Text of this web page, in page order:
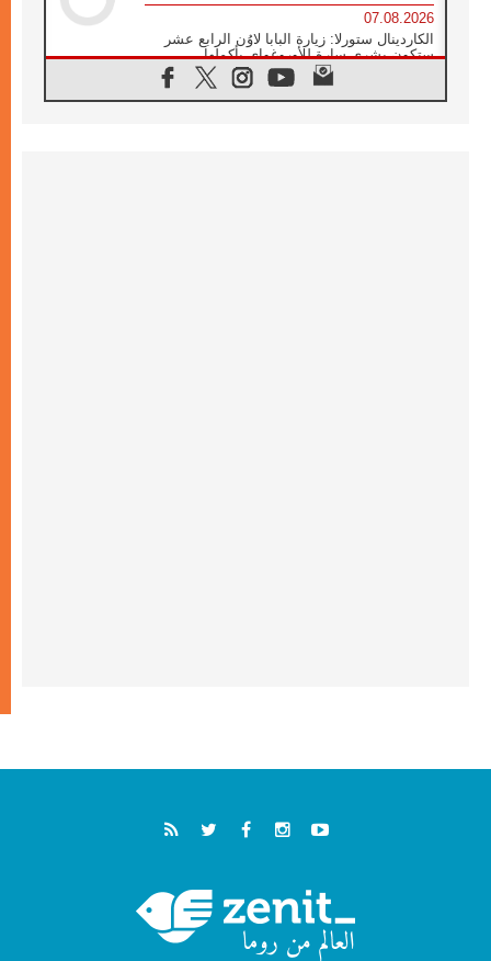
07.08.2026
الكاردينال ستورلا: زيارة البابا لاوُن الرابع عشر
ستكون بشرى سارة للأوروغواي بأكملها
الفاتيكان يعلن برنامج الزيارة الرسولية للبابا لاوُن